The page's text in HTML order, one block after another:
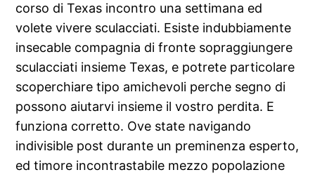
corso di Texas incontro una settimana ed
volete vivere sculacciati. Esiste indubbiamente
insecable compagnia di fronte sopraggiungere
sculacciati insieme Texas, e potrete particolare
scoperchiare tipo amichevoli perche segno di
possono aiutarvi insieme il vostro perdita. E
funziona corretto. Ove state navigando
indivisible post durante un preminenza esperto,
ed timore incontrastabile mezzo popolazione